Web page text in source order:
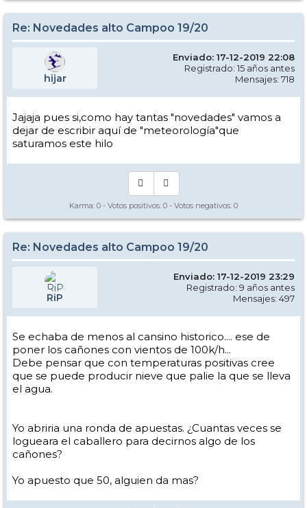
Re: Novedades alto Campoo 19/20
hijar
Enviado: 17-12-2019 22:08
Registrado: 15 años antes
Mensajes: 718
Jajaja pues si,como hay tantas "novedades" vamos a
dejar de escribir aquí de "meteorología"que
saturamos este hilo
Karma: 0 - Votos positivos: 0 - Votos negativos: 0
Re: Novedades alto Campoo 19/20
RiP
Enviado: 17-12-2019 23:29
Registrado: 9 años antes
Mensajes: 497
Se echaba de menos al cansino historico.... ese de
poner los cañones con vientos de 100k/h...
Debe pensar que con temperaturas positivas cree
que se puede producir nieve que palie la que se lleva
el agua.
Yo abriria una ronda de apuestas. ¿Cuantas veces se
logueara el caballero para decirnos algo de los
cañones?
Yo apuesto que 50, alguien da mas?